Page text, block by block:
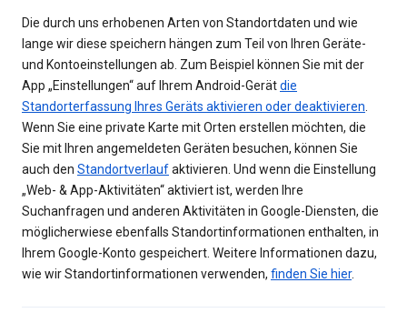
Die durch uns erhobenen Arten von Standortdaten und wie
lange wir diese speichern hängen zum Teil von Ihren Geräte-
und Kontoeinstellungen ab. Zum Beispiel können Sie mit der
App „Einstellungen“ auf Ihrem Android-Gerätdie
Standorterfassung Ihres Geräts aktivieren oder deaktivieren.
Wenn Sie eine private Karte mit Orten erstellen möchten, die
Sie mit Ihren angemeldeten Geräten besuchen, können Sie
auch den Standortverlaufaktivieren. Und wenn die Einstellung
„Web- & App-Aktivitäten“ aktiviert ist, werden Ihre
Suchanfragen und anderen Aktivitäten in Google-Diensten, die
möglicherwiese ebenfalls Standortinformationen enthalten, in
Ihrem Google-Konto gespeichert. Weitere Informationen dazu,
wie wir Standortinformationen verwenden, finden Sie hier.